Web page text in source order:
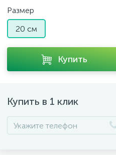
Размер
20 см
Купить
Купить в 1 клик